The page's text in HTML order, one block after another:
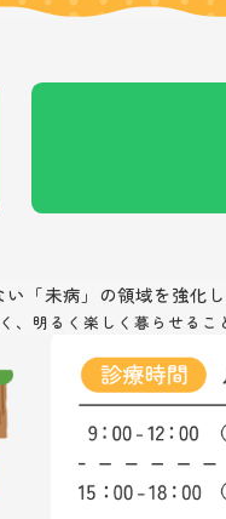
い「未病」の領域を強化
、 明るく楽しく暮らせるこ